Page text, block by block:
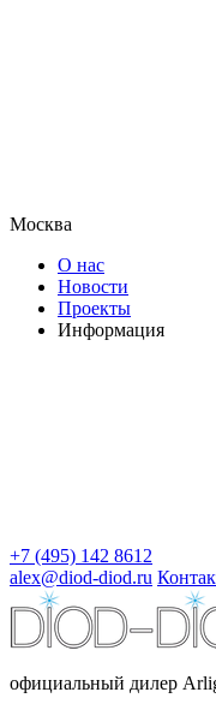
Москва
О нас
Новости
Проекты
Информация
+7 (495) 142 8612
alex@diod-diod.ru
официальный дилер